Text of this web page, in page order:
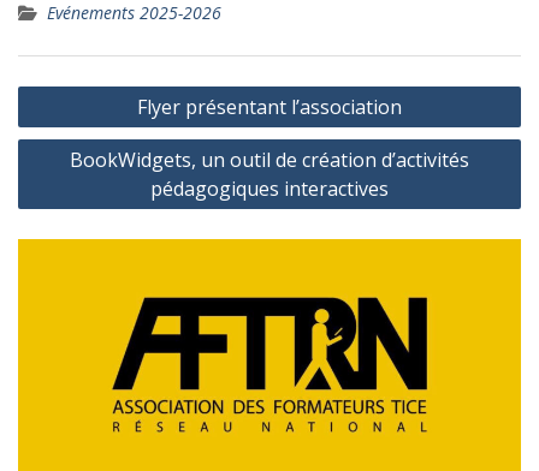
Evénements 2025-2026
Navigation
de
l’article
Flyer présentant l’association
BookWidgets, un outil de création d’activités
pédagogiques interactives